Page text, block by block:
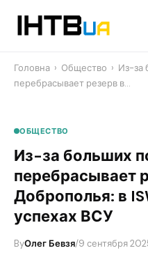
Головна › Общество › ​Из-за
перебрасывает резерв в…
ОБЩЕСТВО
​Из-за больших
перебрасывает
Доброполья: в
успехах ВСУ
ByОлег Бевзя/9 сентября